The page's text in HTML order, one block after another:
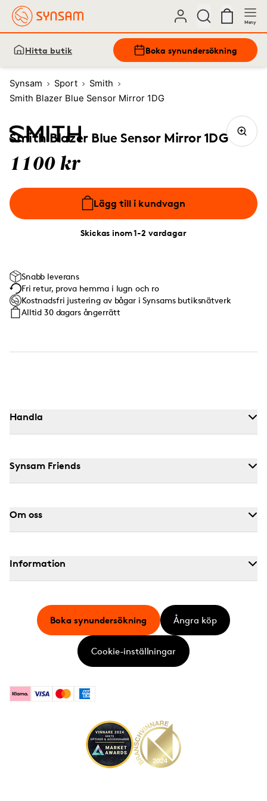
Meny
Hitta butik Boka synundersökning
Synsam Sport
Smith
Smith Blazer Blue Sensor Mirror 1DG
Smith Blazer Blue Sensor Mirror 1DG
1100 kr
Lägg till i kundvagn
Skickas inom 1-2 vardagar
Snabb leverans
Fri retur, prova hemma i lugn och ro
Kostnadsfri justering av bågar i Synsams butiksnätverk
Alltid 30 dagars ångerrätt
Handla
Synsam Friends
Om oss
Information
KlarnaVisa MastercardAmerican Express
Boka synundersökning Ångra köp
Cookie-inställningar